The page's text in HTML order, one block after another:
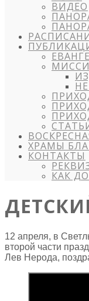
ВИДЕО
ХРАМЫ
КОНТАКТЫ
КАК
12 апреля, в
второй части
Лев Нерода,